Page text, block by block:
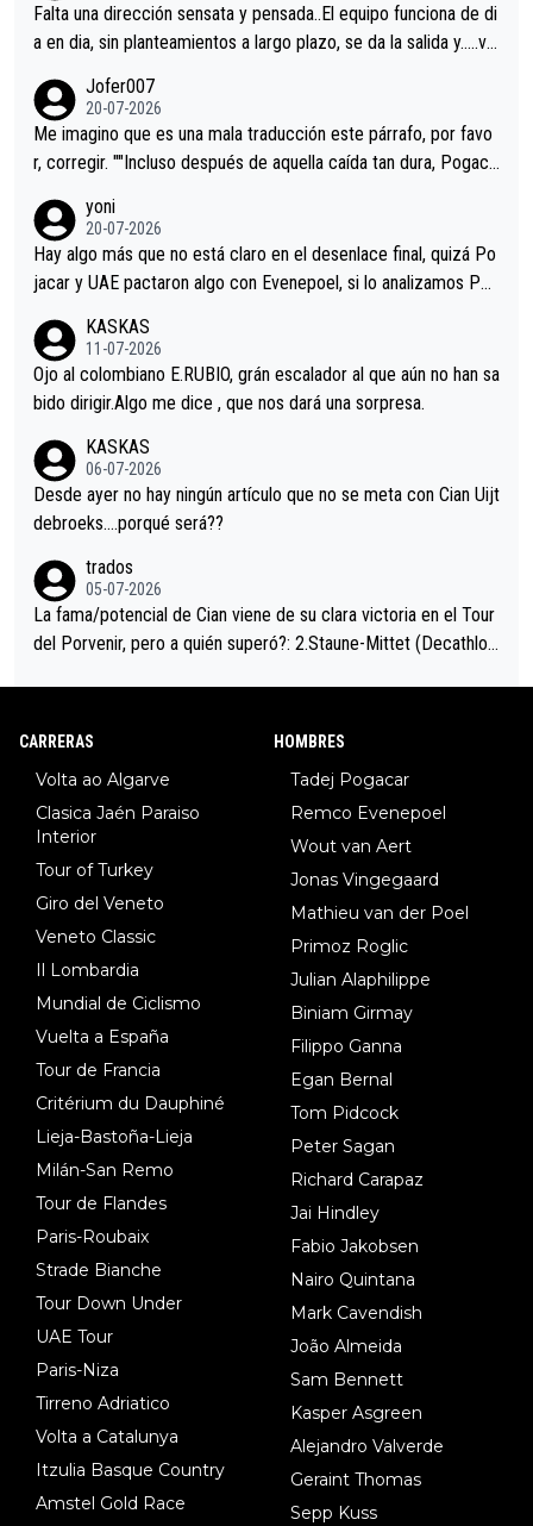
Falta una dirección sensata y pensada..El equipo funciona de di
a en dia, sin planteamientos a largo plazo, se da la salida y…..ve
Minguez, Velez etc etc.Me da pena vivir estos momentos tan
tristes sin victorias.
Jofer007
20-07-2026
Me imagino que es una mala traducción este párrafo, por favo
r, corregir. ""Incluso después de aquella caída tan dura, Pogaca
permaneció pegado a su rueda. Parecía increíble la forma en l
a que era capaz de controlar el miedo", recordó."
yoni
20-07-2026
Hay algo más que no está claro en el desenlace final, quizá Po
jacar y UAE pactaron algo con Evenepoel, si lo analizamos Poj
i sin pedalear, luego está el saludo con Evenepoel dándose la
mano de una manera muy fraternal, más allá de los típicos toqu
es en el hombro con que saludaba a Vingegard. Ahí hubo una in
eta, a ver si por querer poner a Del Toro con calzador en posi
ción de podio UAE y Pojacar se van complicar el tour.
KASKAS
11-07-2026
Ojo al colombiano E.RUBIO, grán escalador al que aún no han sa
bido dirigir.Algo me dice , que nos dará una sorpresa.
KASKAS
06-07-2026
Desde ayer no hay ningún artículo que no se meta con Cian Uijt
debroeks….porqué será??
trados
05-07-2026
La fama/potencial de Cian viene de su clara victoria en el Tour
del Porvenir, pero a quién superó?: 2.Staune-Mittet (Decathlon,
8.Lenny Martinez (Bahrein), 9. Van Belle (Visma), 10. Vacek (Li
CARRERAS
Volta ao Algarve
Clasica Jaén Paraiso
Interior
Tour of Turkey
Giro del Veneto
Veneto Classic
Il Lombardia
Mundial de Ciclismo
Vuelta a España
Tour de Francia
Critérium du Dauphiné
Lieja-Bastoña-Lieja
Milán-San Remo
Tour de Flandes
Paris-Roubaix
Strade Bianche
Tour Down Under
UAE Tour
Paris-Niza
Tirreno Adriatico
Volta a Catalunya
Itzulia Basque Country
Amstel Gold Race
HOMBRES
Tadej Pogacar
Remco Evenepoel
Wout van Aert
Jonas Vingegaard
Mathieu van der Poel
Primoz Roglic
Julian Alaphilippe
Biniam Girmay
Filippo Ganna
Egan Bernal
Tom Pidcock
Peter Sagan
Richard Carapaz
Jai Hindley
Fabio Jakobsen
Nairo Quintana
Mark Cavendish
João Almeida
Sam Bennett
Kasper Asgreen
Alejandro Valverde
Geraint Thomas
Sepp Kuss